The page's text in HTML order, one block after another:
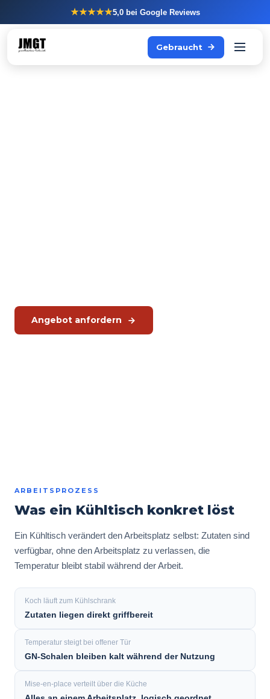
★★★★★5,0bei Google Reviews
Gebraucht
Angebot anfordern
ARBEITSPROZESS
Was ein Kühltisch konkret löst
Ein Kühltisch verändert den Arbeitsplatz selbst: Zutaten sind
verfügbar, ohne den Arbeitsplatz zu verlassen, die
Temperatur bleibt stabil während der Arbeit.
Koch läuft zum Kühlschrank
Zutaten liegen direkt griffbereit
Temperatur steigt bei offener Tür
GN-Schalen bleiben kalt während der Nutzung
Mise-en-place verteilt über die Küche